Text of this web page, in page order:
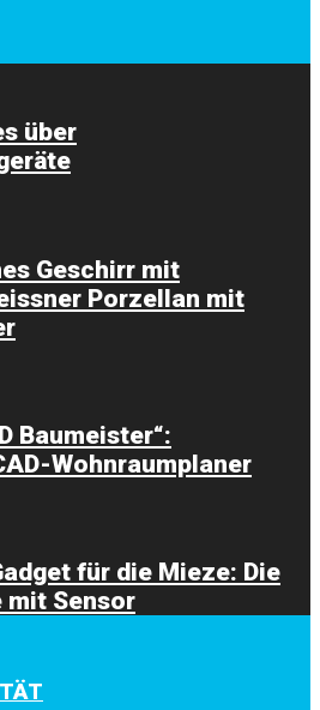
über
Geschirr mit
Porzellan mit
Baumeister“:
Wohnraumplaner
für die Mieze: Die
mit Sensor